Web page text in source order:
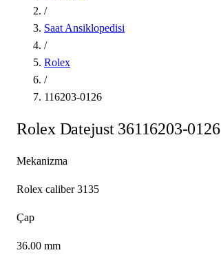
/
Saat Ansiklopedisi
/
Rolex
/
116203-0126
Rolex Datejust 36116203-0126
Mekanizma
Rolex caliber 3135
Çap
36.00 mm